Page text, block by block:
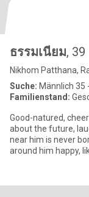
ธรรมเนียม, 39
Nikhom Patthana,
Suche: Männlich 35
Familienstand:
Good-natured,
about the future,
near him is never